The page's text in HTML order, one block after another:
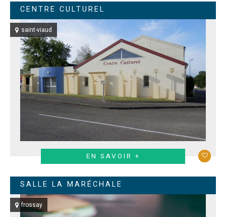
CENTRE CULTUREL
saint-viaud
EN SAVOIR +
SALLE LA MARÉCHALE
frossay